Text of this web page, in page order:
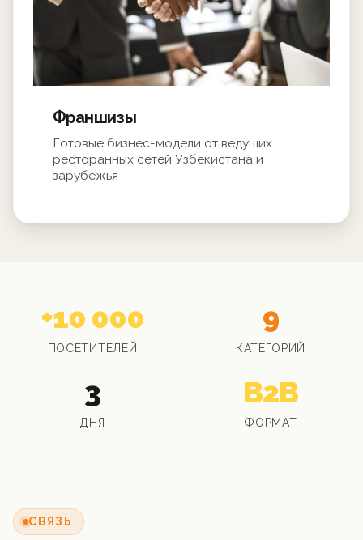
Франшизы
Готовые бизнес-модели от ведущих
ресторанных сетей Узбекистана и
зарубежья
+10 000
ПОСЕТИТЕЛЕЙ
9
КАТЕГОРИЙ
3
ДНЯ
B2B
ФОРМАТ
СВЯЗЬ